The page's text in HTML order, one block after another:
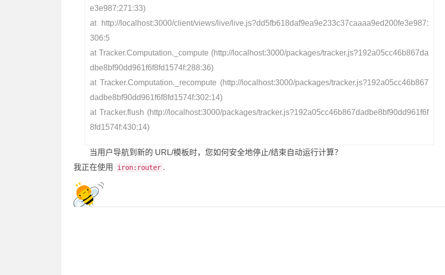
e3e987:271:33)
at http://localhost:3000/client/views/live/live.js?dd5fb618daf9ea9e233c37caaaa9ed200fe3e987:
306:5
at Tracker.Computation._compute (http://localhost:3000/packages/tracker.js?192a05cc46b867da
dbe8bf90dd961f6f8fd1574f:288:36)
at Tracker.Computation._recompute (http://localhost:3000/packages/tracker.js?192a05cc46b867
dadbe8bf90dd961f6f8fd1574f:302:14)
at Tracker.flush (http://localhost:3000/packages/tracker.js?192a05cc46b867dadbe8bf90dd961f6f
8fd1574f:430:14)
当用户导航到新的 URL/模板时，您如何安全地停止/结束自动运行计算？
我正在使用
iron:router .